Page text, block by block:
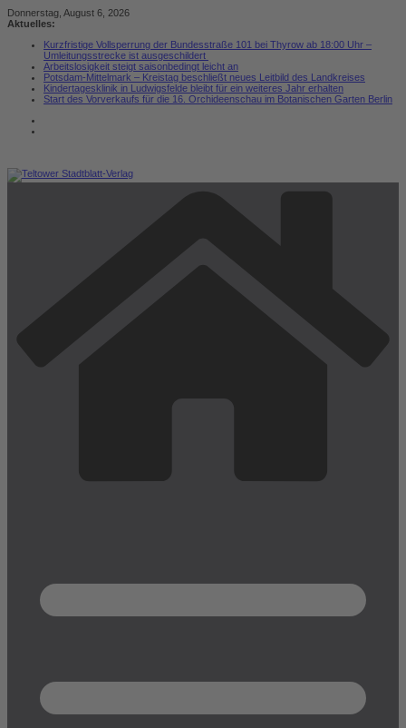
Zum
Inhalt
Donnerstag, August 6, 2026
Aktuelles:
Kurzfristige Vollsperrung der Bundesstraße 101 bei Thyrow ab 18:00 Uhr –
Umleitungsstrecke ist ausgeschildert
Arbeitslosigkeit steigt saisonbedingt leicht an
Potsdam-Mittelmark – Kreistag beschließt neues Leitbild des Landkreises
Kindertagesklinik in Ludwigsfelde bleibt für ein weiteres Jahr erhalten
Start des Vorverkaufs für die 16. Orchideenschau im Botanischen Garten Berlin